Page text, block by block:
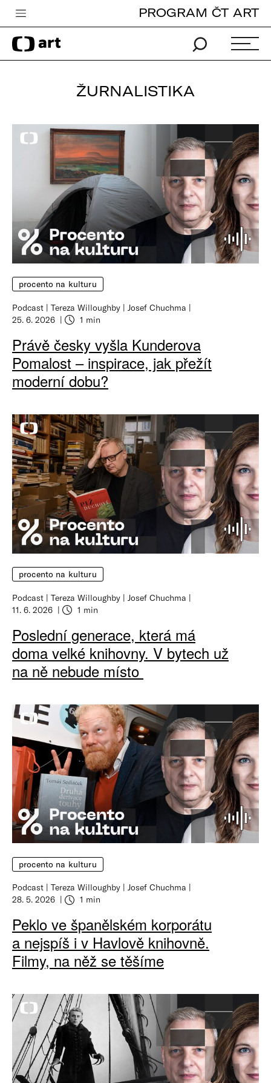
Česká televize
Zpravodajství
TV program
PROGRAM ČT ART
ŽURNALISTIKA
procento na kulturu
Podcast Tereza Willoughby
Josef Chuchma
25. 6. 2026
1 min
Právě česky vyšla Kunderova
Pomalost – inspirace, jak přežít
moderní dobu?
procento na kulturu
Podcast Tereza Willoughby
Josef Chuchma
11. 6. 2026
1 min
Poslední generace, která má
doma velké knihovny. V bytech už
na ně nebude místo
procento na kulturu
Podcast Tereza Willoughby
Josef Chuchma
28. 5. 2026
1 min
Peklo ve španělském korporátu
a nejspíš i v Havlově knihovně.
Filmy, na něž se těšíme